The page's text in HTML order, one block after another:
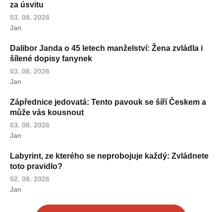
za úsvitu
03. 08. 2026
Jan
Dalibor Janda o 45 letech manželství: Žena zvládla i
šílené dopisy fanynek
03. 08. 2026
Jan
Zápřednice jedovatá: Tento pavouk se šíří Českem a
může vás kousnout
03. 08. 2026
Jan
Labyrint, ze kterého se neprobojuje každý: Zvládnete
toto pravidlo?
02. 08. 2026
Jan